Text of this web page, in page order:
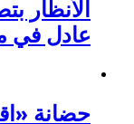
الأنظار
عادل في
حضانة